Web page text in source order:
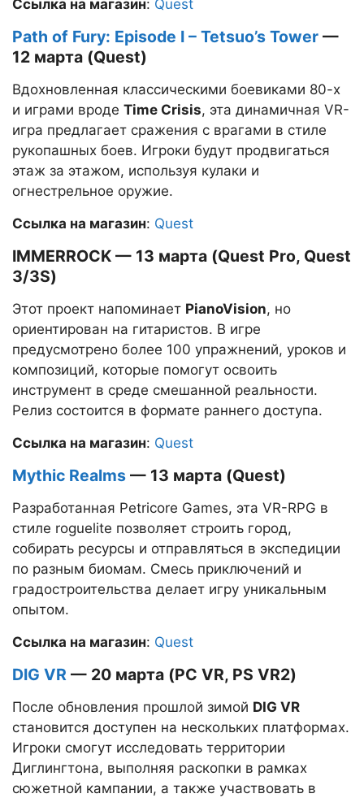
Ссылка на магазин: Quest
Path of Fury: Episode I – Tetsuo’s Tower —
12 марта (Quest)
Вдохновленная классическими боевиками 80-х
и играми вроде Time Crisis, эта динамичная VR-
игра предлагает сражения с врагами в стиле
рукопашных боев. Игроки будут продвигаться
этаж за этажом, используя кулаки и
огнестрельное оружие.
Ссылка на магазин: Quest
IMMERROCK — 13 марта (Quest Pro, Quest
3/3S)
Этот проект напоминает PianoVision, но
ориентирован на гитаристов. В игре
предусмотрено более 100 упражнений, уроков и
композиций, которые помогут освоить
инструмент в среде смешанной реальности.
Релиз состоится в формате раннего доступа.
Ссылка на магазин: Quest
Mythic Realms — 13 марта (Quest)
Разработанная Petricore Games, эта VR-RPG в
стиле roguelite позволяет строить город,
собирать ресурсы и отправляться в экспедиции
по разным биомам. Смесь приключений и
градостроительства делает игру уникальным
опытом.
Ссылка на магазин: Quest
DIG VR — 20 марта (PC VR, PS VR2)
После обновления прошлой зимой DIG VR
становится доступен на нескольких платформах.
Игроки смогут исследовать территории
Диглингтона, выполняя раскопки в рамках
сюжетной кампании, а также участвовать в